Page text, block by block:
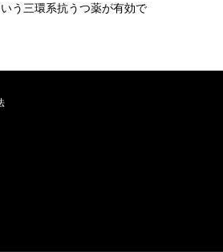
う三環系抗うつ薬が有効で